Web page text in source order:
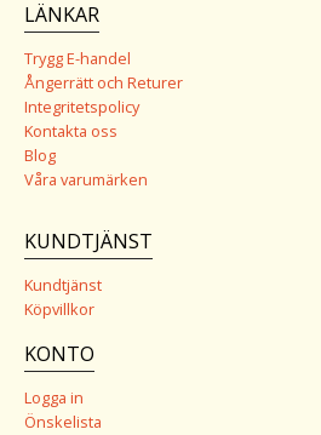
LÄNKAR
Trygg E-handel
Ångerrätt och Returer
Integritetspolicy
Kontakta oss
Blog
Våra varumärken
KUNDTJÄNST
Kundtjänst
Köpvillkor
KONTO
Logga in
Önskelista